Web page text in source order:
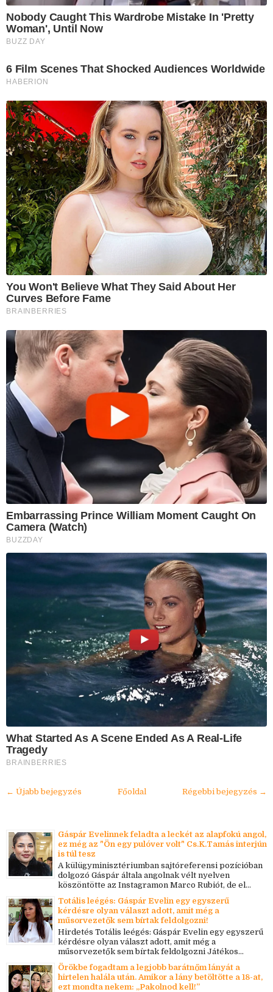
Nobody Caught This Wardrobe Mistake In 'Pretty
Woman', Until Now
BUZZ DAY
6 Film Scenes That Shocked Audiences Worldwide
HABERION
You Won't Believe What They Said About Her
Curves Before Fame
BRAINBERRIES
Embarrassing Prince William Moment Caught On
Camera (Watch)
BUZZDAY
What Started As A Scene Ended As A Real-Life
Tragedy
BRAINBERRIES
← Újabb bejegyzés Régebbi bejegyzés →
Főoldal
Gáspár Evelinnek feladta a leckét az alapfokú angol,
ez még az "Ön egy pulóver volt" Cs.K.Tamás interjún
is túl tesz
A külügyminisztériumban sajtóreferensi pozícióban
dolgozó Gáspár általa angolnak vélt nyelven
köszöntötte az Instagramon Marco Rubiót, de el...
Totális leégés: Gáspár Evelin egy egyszerű
kérdésre olyan választ adott, amit még a
műsorvezetők sem bírtak feldolgozni!
Hirdetés Totális leégés: Gáspár Evelin egy egyszerű
kérdésre olyan választ adott, amit még a
műsorvezetők sem bírtak feldolgozni Játékos...
Örökbe fogadtam a legjobb barátnőm lányát a
hirtelen halála után. Amikor a lány betöltötte a 18-at,
ezt mondta nekem: „Pakolnod kell!”